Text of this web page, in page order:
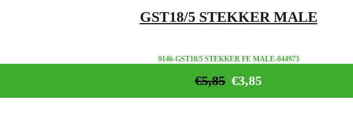
GST18/5 STEKKER MALE
9146-GST18/5 STEKKER FE MALE-844973
€3,85
€5,85